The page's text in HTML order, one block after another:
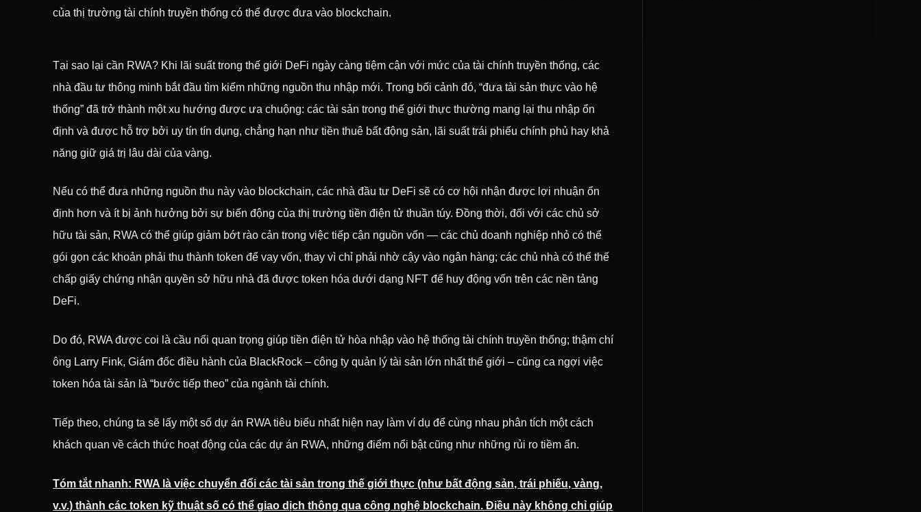
của thị trường tài chính truyền thống có thể được đưa vào blockchain.
Tại sao lại cần RWA? Khi lãi suất trong thế giới DeFi ngày càng tiệm cận với mức của tài chính truyền thống, các
nhà đầu tư thông minh bắt đầu tìm kiếm những nguồn thu nhập mới. Trong bối cảnh đó, “đưa tài sản thực vào hệ
thống” đã trở thành một xu hướng được ưa chuộng: các tài sản trong thế giới thực thường mang lại thu nhập ổn
định và được hỗ trợ bởi uy tín tín dụng, chẳng hạn như tiền thuê bất động sản, lãi suất trái phiếu chính phủ hay khả
năng giữ giá trị lâu dài của vàng.
Nếu có thể đưa những nguồn thu này vào blockchain, các nhà đầu tư DeFi sẽ có cơ hội nhận được lợi nhuận ổn
định hơn và ít bị ảnh hưởng bởi sự biến động của thị trường tiền điện tử thuần túy. Đồng thời, đối với các chủ sở
hữu tài sản, RWA có thể giúp giảm bớt rào cản trong việc tiếp cận nguồn vốn — các chủ doanh nghiệp nhỏ có thể
gói gọn các khoản phải thu thành token để vay vốn, thay vì chỉ phải nhờ cậy vào ngân hàng; các chủ nhà có thể thế
chấp giấy chứng nhận quyền sở hữu nhà đã được token hóa dưới dạng NFT để huy động vốn trên các nền tảng
DeFi.
Do đó, RWA được coi là cầu nối quan trọng giúp tiền điện tử hòa nhập vào hệ thống tài chính truyền thống; thậm chí
ông Larry Fink, Giám đốc điều hành của BlackRock – công ty quản lý tài sản lớn nhất thế giới – cũng ca ngợi việc
token hóa tài sản là “bước tiếp theo” của ngành tài chính.
Tiếp theo, chúng ta sẽ lấy một số dự án RWA tiêu biểu nhất hiện nay làm ví dụ để cùng nhau phân tích một cách
khách quan về cách thức hoạt động của các dự án RWA, những điểm nổi bật cũng như những rủi ro tiềm ẩn.
Tóm tắt nhanh: RWA là việc chuyển đổi các tài sản trong thế giới thực (như bất động sản, trái phiếu, vàng,
v.v.) thành các token kỹ thuật số có thể giao dịch thông qua công nghệ blockchain. Điều này không chỉ giúp